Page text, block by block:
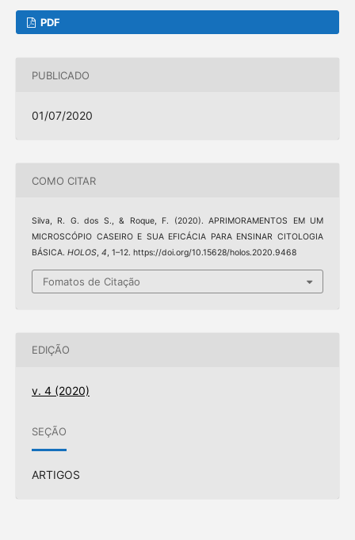
PDF
PUBLICADO
01/07/2020
COMO CITAR
Silva, R. G. dos S., & Roque, F. (2020). APRIMORAMENTOS EM UM
MICROSCÓPIO CASEIRO E SUA EFICÁCIA PARA ENSINAR CITOLOGIA
BÁSICA. HOLOS, 4, 1–12. https://doi.org/10.15628/holos.2020.9468
Fomatos de Citação
EDIÇÃO
v. 4 (2020)
SEÇÃO
ARTIGOS